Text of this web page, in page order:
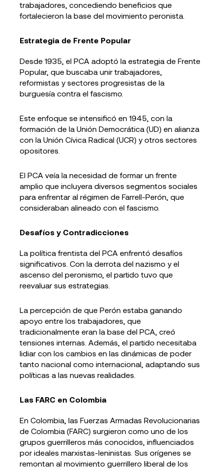
trabajadores, concediendo beneficios que
fortalecieron la base del movimiento peronista.
Estrategia de Frente Popular
Desde 1935, el PCA adoptó la estrategia de Frente
Popular, que buscaba unir trabajadores,
reformistas y sectores progresistas de la
burguesía contra el fascismo.
Este enfoque se intensificó en 1945, con la
formación de la Unión Democrática (UD) en alianza
con la Unión Cívica Radical (UCR) y otros sectores
opositores.
El PCA veía la necesidad de formar un frente
amplio que incluyera diversos segmentos sociales
para enfrentar al régimen de Farrell-Perón, que
consideraban alineado con el fascismo.
Desafíos y Contradicciones
La política frentista del PCA enfrentó desafíos
significativos. Con la derrota del nazismo y el
ascenso del peronismo, el partido tuvo que
reevaluar sus estrategias.
La percepción de que Perón estaba ganando
apoyo entre los trabajadores, que
tradicionalmente eran la base del PCA, creó
tensiones internas. Además, el partido necesitaba
lidiar con los cambios en las dinámicas de poder
tanto nacional como internacional, adaptando sus
políticas a las nuevas realidades.
Las FARC en Colombia
En Colombia, las Fuerzas Armadas Revolucionarias
de Colombia (FARC) surgieron como uno de los
grupos guerrilleros más conocidos, influenciados
por ideales marxistas-leninistas. Sus orígenes se
remontan al movimiento guerrillero liberal de los